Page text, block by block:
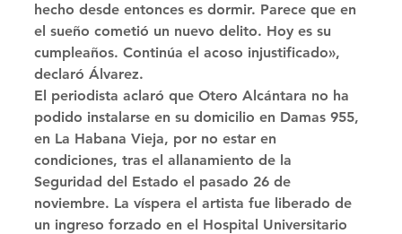
hecho desde entonces es dormir. Parece que en
el sueño cometió un nuevo delito. Hoy es su
cumpleaños. Continúa el acoso injustificado»,
declaró Álvarez.
El periodista aclaró que Otero Alcántara no ha
podido instalarse en su domicilio en Damas 955,
en La Habana Vieja, por no estar en
condiciones, tras el allanamiento de la
Seguridad del Estado el pasado 26 de
noviembre. La víspera el artista fue liberado de
un ingreso forzado en el Hospital Universitario